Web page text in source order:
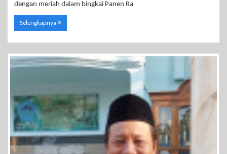
dengan meriah dalam bingkai Panen Ra
Selengkapnya